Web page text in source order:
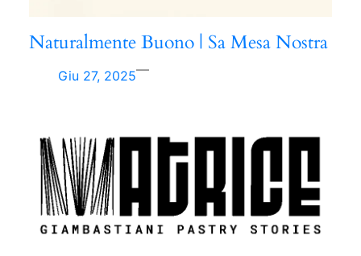
Naturalmente Buono | Sa Mesa Nostra
Giu 27, 2025—